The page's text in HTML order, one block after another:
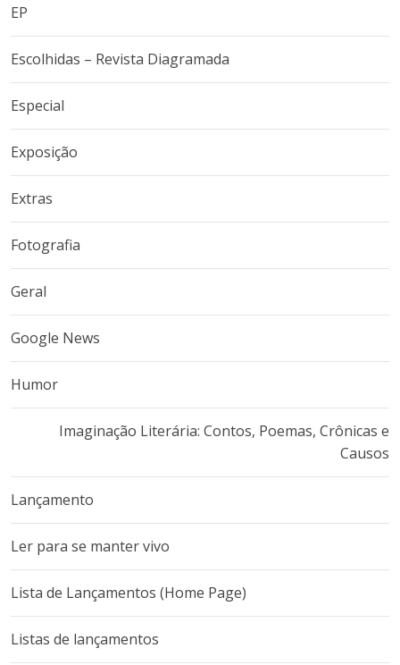
EP
Escolhidas – Revista Diagramada
Especial
Exposição
Extras
Fotografia
Geral
Google News
Humor
Imaginação Literária: Contos, Poemas, Crônicas e
Causos
Lançamento
Ler para se manter vivo
Lista de Lançamentos (Home Page)
Listas de lançamentos